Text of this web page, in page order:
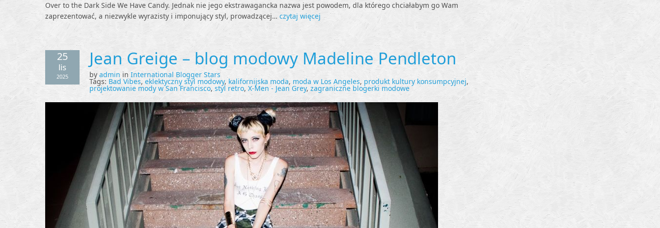
Over to the Dark Side We Have Candy. Jednak nie jego ekstrawagancka nazwa jest powodem, dla którego chciałabym go Wam
zaprezentować, a niezwykle wyrazisty i imponujący styl, prowadzącej… czytaj więcej
25
lis
2025
Jean Greige – blog modowy Madeline Pendleton
by admin in International Blogger Stars
Tags: Bad Vibes, eklektyczny styl modowy, kalifornijska moda, moda w Los Angeles, produkt kultury konsumpcyjnej,
projektowanie mody w San Francisco, styl retro, X-Men - Jean Grey, zagraniczne blogerki modowe